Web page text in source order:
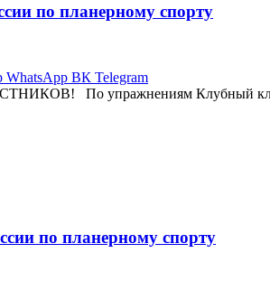
по планерному спорту
WhatsApp ВК Telegram
По упражнениям Клубный класс,
по планерному спорту